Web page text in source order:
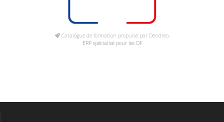
Catalogue de formation propulsé par Dendreo,
ERP spécialisé pour les OF